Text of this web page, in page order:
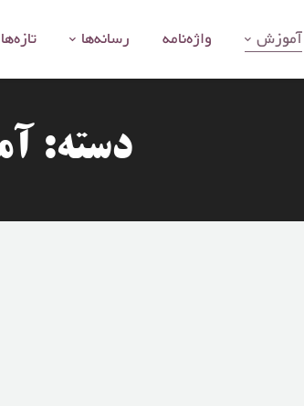
آموزش واژه‌نامه رسانه‌ها تازه‌ها
دسته: